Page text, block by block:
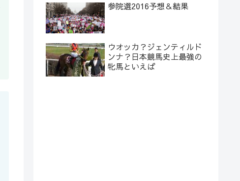
参院選2016予想＆結果
ウオッカ？ジェンティルド
ンナ？日本競馬史上最強の
牝馬といえば